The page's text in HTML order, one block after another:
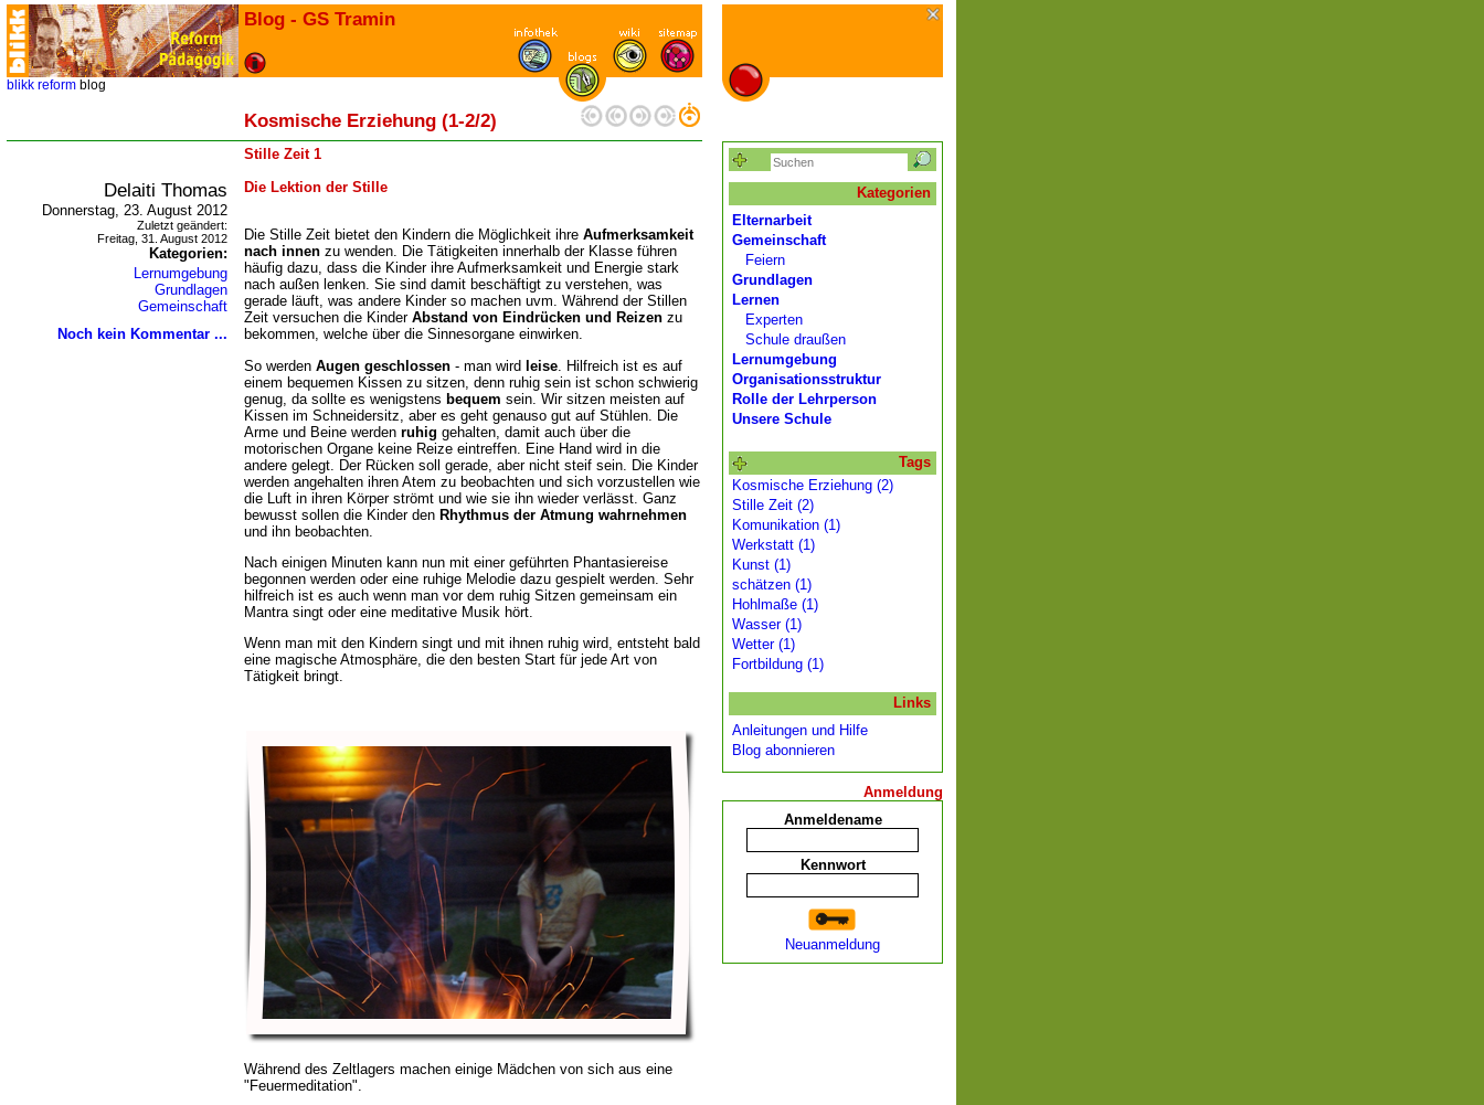
Blog - GS Tramin
blikk reform blog
Kosmische Erziehung (1-2/2)
Stille Zeit 1
Delaiti Thomas
Donnerstag, 23. August 2012
Zuletzt geändert:
Freitag, 31. August 2012
Kategorien:
Lernumgebung
Grundlagen
Gemeinschaft
Noch kein Kommentar ...
Die Lektion der Stille
Die Stille Zeit bietet den Kindern die Möglichkeit ihre Aufmerksamkeit
nach innen zu wenden. Die Tätigkeiten innerhalb der Klasse führen
häufig dazu, dass die Kinder ihre Aufmerksamkeit und Energie stark
nach außen lenken. Sie sind damit beschäftigt zu verstehen, was
gerade läuft, was andere Kinder so machen uvm. Während der Stillen
Zeit versuchen die Kinder Abstand von Eindrücken und Reizen zu
bekommen, welche über die Sinnesorgane einwirken.
So werden Augen geschlossen - man wird leise . Hilfreich ist es auf
einem bequemen Kissen zu sitzen, denn ruhig sein ist schon schwierig
genug, da sollte es wenigstens bequem sein. Wir sitzen meisten auf
Kissen im Schneidersitz, aber es geht genauso gut auf Stühlen. Die
Arme und Beine werden ruhig gehalten, damit auch über die
motorischen Organe keine Reize eintreffen. Eine Hand wird in die
andere gelegt. Der Rücken soll gerade, aber nicht steif sein. Die Kinder
werden angehalten ihren Atem zu beobachten und sich vorzustellen wie
die Luft in ihren Körper strömt und wie sie ihn wieder verlässt. Ganz
bewusst sollen die Kinder den Rhythmus der Atmung wahrnehmen
und ihn beobachten.
Nach einigen Minuten kann nun mit einer geführten Phantasiereise
begonnen werden oder eine ruhige Melodie dazu gespielt werden. Sehr
hilfreich ist es auch wenn man vor dem ruhig Sitzen gemeinsam ein
Mantra singt oder eine meditative Musik hört.
Wenn man mit den Kindern singt und mit ihnen ruhig wird, entsteht bald
eine magische Atmosphäre, die den besten Start für jede Art von
Tätigkeit bringt.
Während des Zeltlagers machen einige Mädchen von sich aus eine
"Feuermeditation".
Kategorien
Elternarbeit
Gemeinschaft
Feiern
Grundlagen
Lernen
Experten
Schule draußen
Lernumgebung
Organisationsstruktur
Rolle der Lehrperson
Unsere Schule
Tags
Kosmische Erziehung (2)
Stille Zeit (2)
Komunikation (1)
Werkstatt (1)
Kunst (1)
schätzen (1)
Hohlmaße (1)
Wasser (1)
Wetter (1)
Fortbildung (1)
Links
Anleitungen und Hilfe
Blog abonnieren
Anmeldung
Anmeldename
Kennwort
Neuanmeldung